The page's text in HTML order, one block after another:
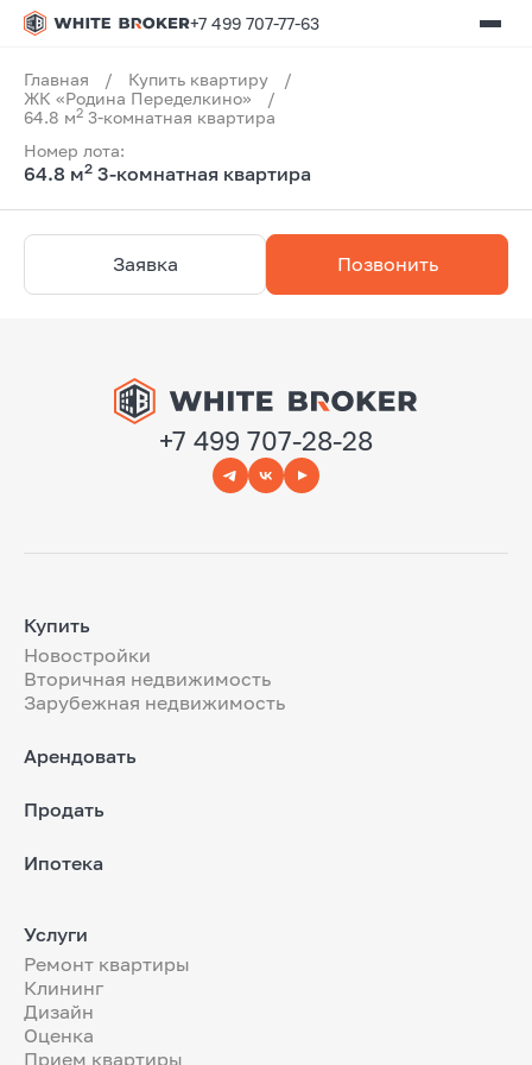
+7 499 707-77-63
Главная / Купить квартиру
/
ЖК «Родина Переделкино»
/
64.8 м2 3-комнатная квартира
Номер лота:
64.8 м2 3-комнатная квартира
Заявка Позвонить
+7 499 707-28-28
Купить
Новостройки
Вторичная недвижимость
Зарубежная недвижимость
Арендовать
Продать
Ипотека
Услуги
Ремонт квартиры
Клининг
Дизайн
Оценка
Прием квартиры